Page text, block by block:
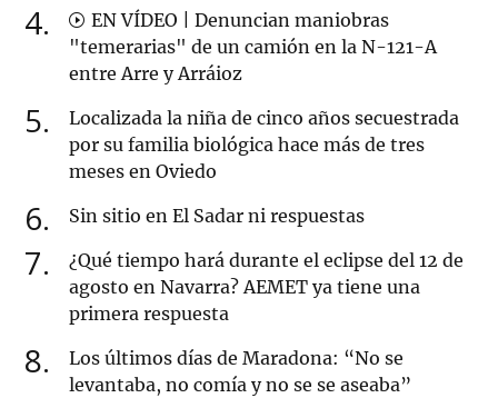
4
EN VÍDEO | Denuncian maniobras
"temerarias" de un camión en la N-121-A
entre Arre y Arráioz
5
Localizada la niña de cinco años secuestrada
por su familia biológica hace más de tres
meses en Oviedo
6 Sin sitio en El Sadar ni respuestas
7
¿Qué tiempo hará durante el eclipse del 12 de
agosto en Navarra? AEMET ya tiene una
primera respuesta
8
Los últimos días de Maradona: “No se
levantaba, no comía y no se se aseaba”